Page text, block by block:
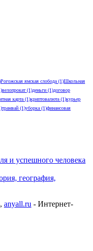
Рогожская ямская слобода(1)Школьная
велопрокат(1)деньги (1)договор
карта(1)криптовалюта(1)курьер
трамвай (1)уборка(1)финансовая
и успешного человека
география,
anyall.ru - Интернет-